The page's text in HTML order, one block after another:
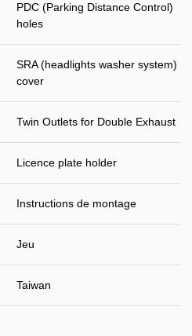
PDC (Parking Distance Control)
holes
SRA (headlights washer system)
cover
Twin Outlets for Double Exhaust
Licence plate holder
Instructions de montage
Jeu
Taiwan